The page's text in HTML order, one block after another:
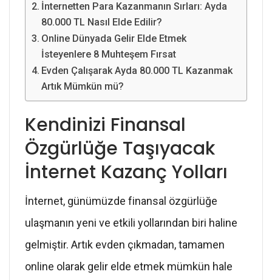
İnternetten Para Kazanmanın Sırları: Ayda
80.000 TL Nasıl Elde Edilir?
Online Dünyada Gelir Elde Etmek
İsteyenlere 8 Muhteşem Fırsat
Evden Çalışarak Ayda 80.000 TL Kazanmak
Artık Mümkün mü?
Kendinizi Finansal
Özgürlüğe Taşıyacak
İnternet Kazanç Yolları
İnternet, günümüzde finansal özgürlüğe
ulaşmanın yeni ve etkili yollarından biri haline
gelmiştir. Artık evden çıkmadan, tamamen
online olarak gelir elde etmek mümkün hale